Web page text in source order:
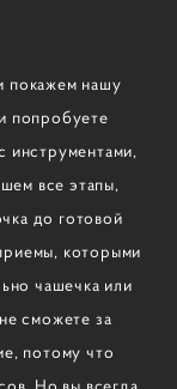
покажем нашу
попробуете
инструментами,
все этапы,
до готовой
которыми
чашечка или
сможете за
потому что